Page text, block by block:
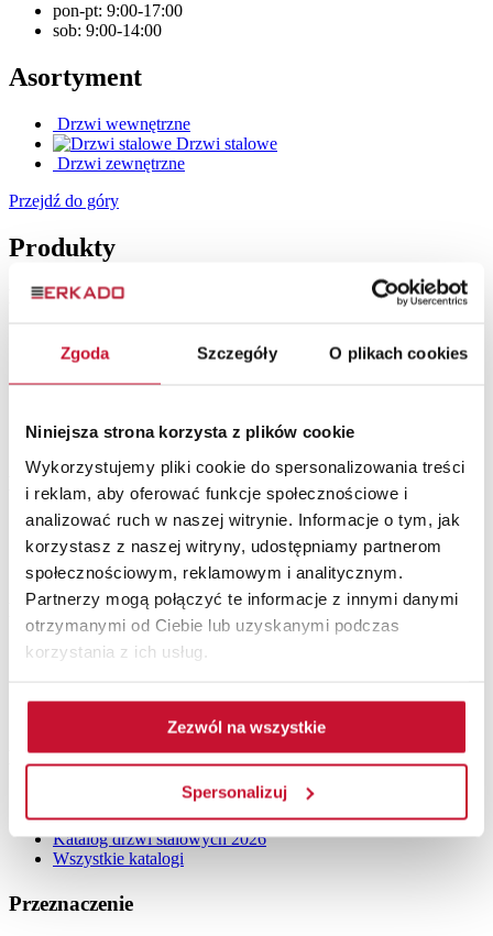
Zgoda Szczegóły O plikach cookies
Niniejsza strona korzysta z plików cookie
Wykorzystujemy pliki cookie do spersonalizowania treści
i reklam, aby oferować funkcje społecznościowe i
analizować ruch w naszej witrynie. Informacje o tym, jak
korzystasz z naszej witryny, udostępniamy partnerom
społecznościowym, reklamowym i analitycznym.
Partnerzy mogą połączyć te informacje z innymi danymi
otrzymanymi od Ciebie lub uzyskanymi podczas
korzystania z ich usług.
Zezwól na wszystkie
Spersonalizuj
pon-pt: 9:00-17:00
sob: 9:00-14:00
Asortyment
Drzwi wewnętrzne
Drzwi stalowe
Drzwi zewnętrzne
Przejdź do góry
Produkty
Drzwi wewnętrzne
Drzwi szklane
Drzwi lakierowane
Drzwi wewnętrzne drewniane
Drzwi zewnętrzne
Drzwi stalowe
Drzwi zewnętrzne drewniane
Drzwi do mieszkania
Pozostałe
Akcesoria
Katalogi do pobrania
Katalog drzwi wewnętrznych 2026
Katalog drzwi zewnętrznych drewnianych 2026
Katalog drzwi stalowych 2026
Wszystkie katalogi
Przeznaczenie